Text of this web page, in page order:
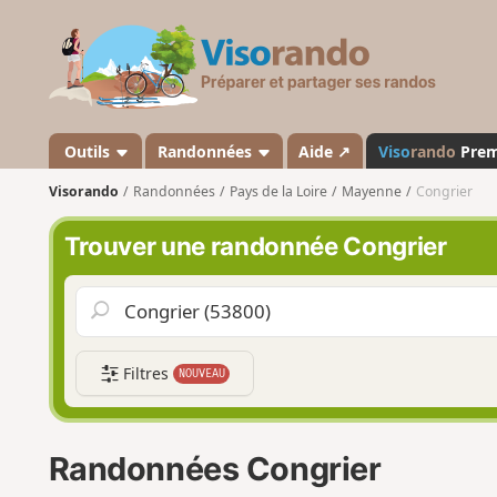
s
a
n
d
o
Outils Randonnées Aide ↗ Visorando
Visorando Randonnées Pays de la Loire Mayenne Congrier
Trouver une randonnée Congrier
Filtres NOUVEAU
Randonnées Congrier